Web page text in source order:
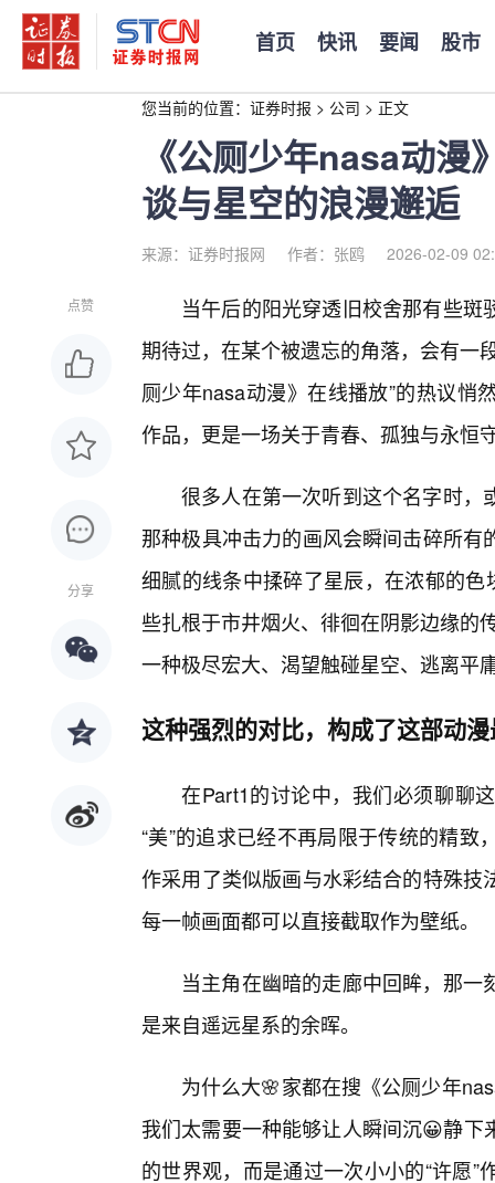
首页 快讯 要闻 股市
您当前的位置： 证券时报 > 公司 > 正文
《公厕少年nasa动
谈与星空的浪漫邂逅
来源：证券时报网 作者：张鸥 2026-02-09
点赞
分享
当午后的阳光穿透旧校舍那有些
期待过，在某个被遗忘的角落，会有一
厕少年nasa动漫》在线播放”的热议悄
作品，更是一场关于青春、孤独与永恒
很多人在第一次听到这个名字时，
那种极具冲击力的画风会瞬间击碎所
细腻的线条中揉碎了星辰，在浓郁的
些扎根于市井烟火、徘徊在阴影边缘的
一种极尽宏大、渴望触碰星空、逃离平
这种强烈的对比，构成了这部动
在Part1的讨论中，我们必须聊聊
“美”的追求已经不再局限于传统的精
作采用了类似版画与水彩结合的特殊
每一帧画面都可以直接截取作为壁纸。
当主角在幽暗的走廊中回眸，那
是来自遥远星系的余晖。
为什么大🌸家都在搜《公厕少年
我们太需要一种能够让人瞬间沉😀静
的世界观，而是通过一次小小的“许愿